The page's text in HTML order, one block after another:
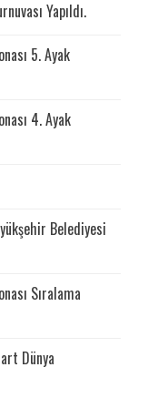
Yapıldı.
5. Ayak
4. Ayak
Belediyesi
Sıralama
Dünya